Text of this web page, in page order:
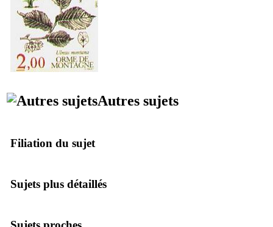
Autres sujets
Filiation du sujet
Sujets plus détaillés